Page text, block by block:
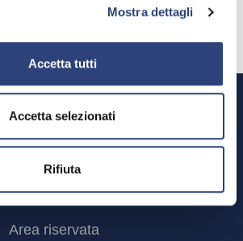
Mostra dettagli
Accetta tutti
Accetta selezionati
Rifiuta
Area riservata